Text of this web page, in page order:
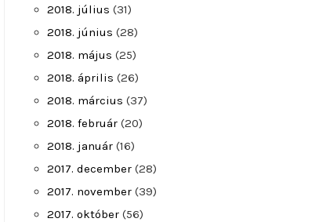
2018. július (31)
2018. június (28)
2018. május (25)
2018. április (26)
2018. március (37)
2018. február (20)
2018. január (16)
2017. december (28)
2017. november (39)
2017. október (56)